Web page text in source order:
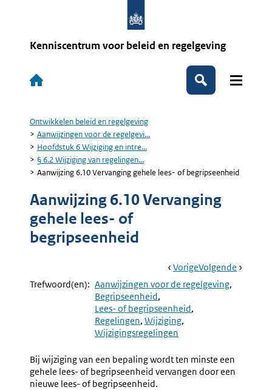
Kenniscentrum voor beleid en regelgeving
Hoofdnavigatie
Zoeken
Kruimelpad
Ontwikkelen beleid en regelgeving
Aanwijzingen voor de regelgevi...
Hoofdstuk 6 Wijziging en intre...
§ 6.2 Wijziging van regelingen...
Aanwijzing 6.10 Vervanging gehele lees- of begripseenheid
Aanwijzing 6.10 Vervanging
gehele lees- of
begripseenheid
Book
Navigation
Ga
Naar
VorigePagina:
Aanwijzing
6.9
"komt
Te
Ga
Naar
Volgende Pagina:
Trefwoord(en): Aanwijzingen voor de regelgeving
Begripseenheid
Lees- of begripseenheid
Regelingen Wijziging
Wijzigingsregelingen
Bij wijziging van een bepaling wordt ten minste een
gehele lees- of begripseenheid vervangen door een
nieuwe lees- of begripseenheid.